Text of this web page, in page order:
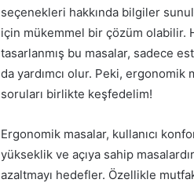
seçenekleri hakkında bilgiler
için mükemmel bir çözüm olabilir.
tasarlanmış bu masalar, sadece
da yardımcı olur. Peki,
soruları birlikte keşfedelim!
Ergonomik masalar, kullanıcı
yükseklik ve açıya sahip
azaltmayı hedefler. Özellikle